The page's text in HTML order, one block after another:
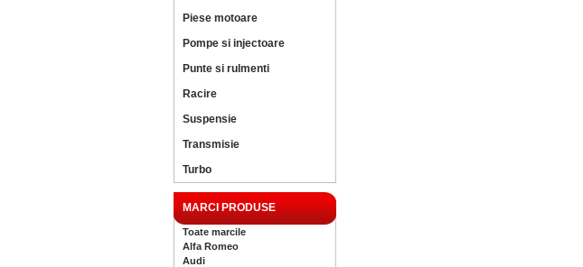
Piese motoare
Pompe si injectoare
Punte si rulmenti
Racire
Suspensie
Transmisie
Turbo
MARCI PRODUSE
Toate marcile
Alfa Romeo
Audi